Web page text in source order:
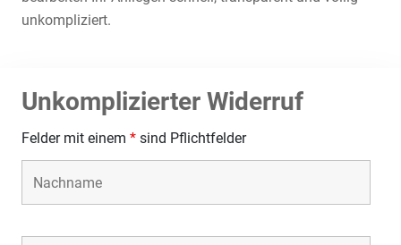
unkompliziert.
Unkomplizierter Widerruf
Felder mit einem * sind Pflichtfelder